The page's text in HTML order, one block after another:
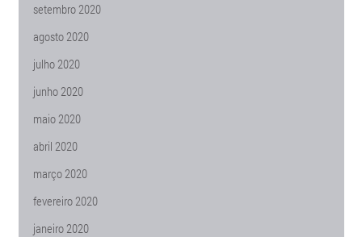
setembro 2020
agosto 2020
julho 2020
junho 2020
maio 2020
abril 2020
março 2020
fevereiro 2020
janeiro 2020